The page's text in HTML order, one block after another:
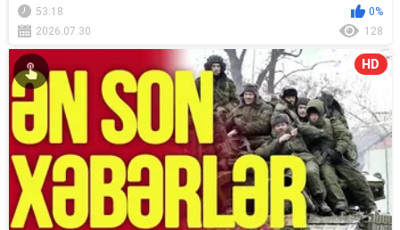
53:18
0%
2026.07.30
128
HD